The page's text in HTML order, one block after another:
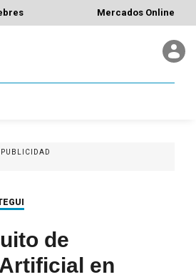
Mercados Online
PUBLICIDAD
de
en